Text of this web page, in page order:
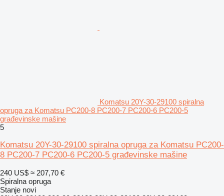
Komatsu 20Y-30-29100 spiralna
opruga za Komatsu PC200-8 PC200-7 PC200-6 PC200-5
građevinske mašine
5
Komatsu 20Y-30-29100 spiralna opruga za Komatsu PC200-
8 PC200-7 PC200-6 PC200-5 građevinske mašine
240 US$ ≈ 207,70 €
Spiralna opruga
Stanje novi